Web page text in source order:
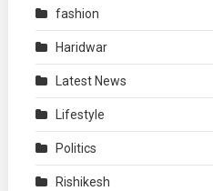
fashion
Haridwar
Latest News
Lifestyle
Politics
Rishikesh